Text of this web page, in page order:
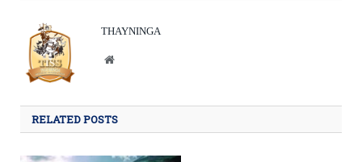
THAYNINGA
Website
RELATED POSTS